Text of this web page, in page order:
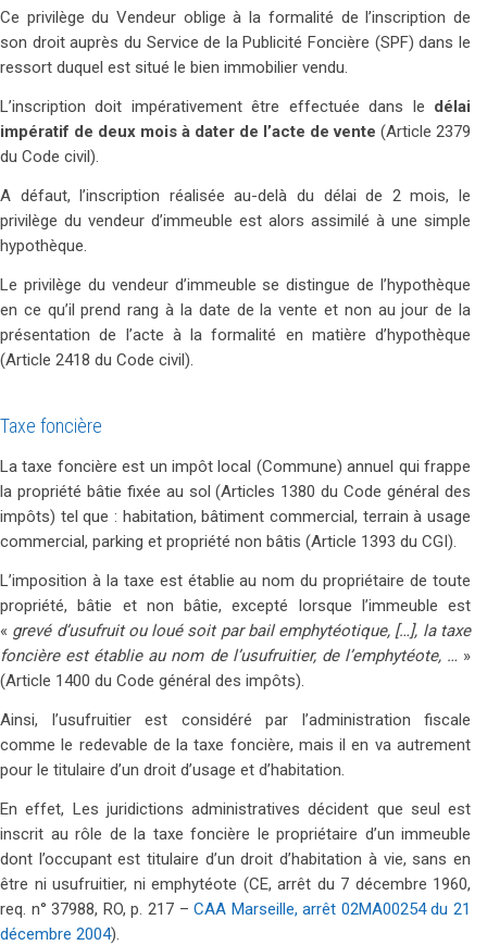
Ce privilège du Vendeur oblige à la formalité de l’inscription de
son droit auprès du Service de la Publicité Foncière (SPF) dans le
ressort duquel est situé le bien immobilier vendu.
L’inscription doit impérativement être effectuée dans le délai
impératif de deux mois à dater de l’acte de vente (Article 2379
du Code civil).
A défaut, l’inscription réalisée au-delà du délai de 2 mois, le
privilège du vendeur d’immeuble est alors assimilé à une simple
hypothèque.
Le privilège du vendeur d’immeuble se distingue de l’hypothèque
en ce qu’il prend rang à la date de la vente et non au jour de la
présentation de l’acte à la formalité en matière d’hypothèque
(Article 2418 du Code civil).
Taxe foncière
La taxe foncière est un impôt local (Commune) annuel qui frappe
la propriété bâtie fixée au sol (Articles 1380 du Code général des
impôts) tel que : habitation, bâtiment commercial, terrain à usage
commercial, parking et propriété non bâtis (Article 1393 du CGI).
L’imposition à la taxe est établie au nom du propriétaire de toute
propriété, bâtie et non bâtie, excepté lorsque l’immeuble est
« grevé d’usufruit ou loué soit par bail emphytéotique, […], la taxe
foncière est établie au nom de l’usufruitier, de l’emphytéote, … »
(Article 1400 du Code général des impôts).
Ainsi, l’usufruitier est considéré par l’administration fiscale
comme le redevable de la taxe foncière, mais il en va autrement
pour le titulaire d’un droit d’usage et d’habitation.
En effet, Les juridictions administratives décident que seul est
inscrit au rôle de la taxe foncière le propriétaire d’un immeuble
dont l’occupant est titulaire d’un droit d’habitation à vie, sans en
être ni usufruitier, ni emphytéote (CE, arrêt du 7 décembre 1960,
req. n° 37988, RO, p. 217 –CAA Marseille, arrêt 02MA00254 du 21
décembre 2004).